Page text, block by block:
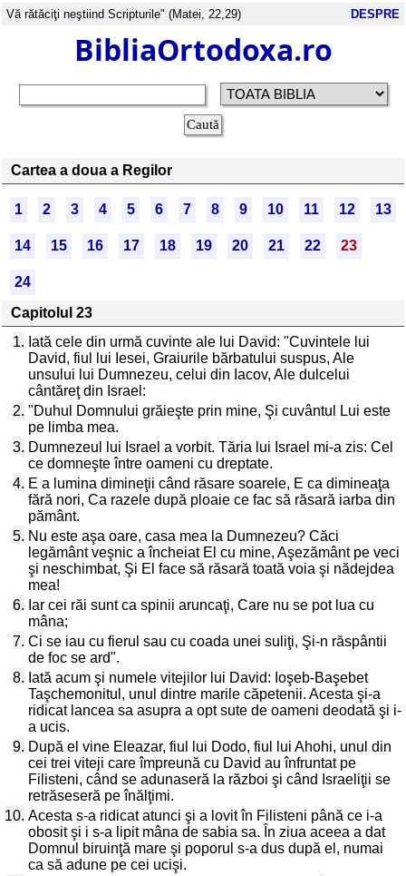
Vă rătăciţi neştiind Scripturile" (Matei, 22,29) DESPRE
BibliaOrtodoxa.ro
Cartea a doua a Regilor
1 2 3 4 5 6 7 8 9 10 11 12 13
14 15 16 17 18 19 20 21 22 23
24
Capitolul 23
1. Iată cele din urmă cuvinte ale lui David: "Cuvintele lui
David, fiul lui Iesei, Graiurile bărbatului suspus, Ale
unsului lui Dumnezeu, celui din Iacov, Ale dulcelui
cântăreţ din Israel:
2. "Duhul Domnului grăieşte prin mine, Şi cuvântul Lui este
pe limba mea.
3. Dumnezeul lui Israel a vorbit. Tăria lui Israel mi-a zis: Cel
ce domneşte între oameni cu dreptate.
4. E a lumina dimineţii când răsare soarele, E ca dimineaţa
fără nori, Ca razele după ploaie ce fac să răsară iarba din
pământ.
5. Nu este aşa oare, casa mea la Dumnezeu? Căci
legământ veşnic a încheiat El cu mine, Aşezământ pe veci
şi neschimbat, Şi El face să răsară toată voia şi nădejdea
mea!
6. Iar cei răi sunt ca spinii aruncaţi, Care nu se pot lua cu
mâna;
7. Ci se iau cu fierul sau cu coada unei suliţi, Şi-n răspântii
de foc se ard".
8. Iată acum şi numele vitejilor lui David: Ioşeb-Başebet
Taşchemonitul, unul dintre marile căpetenii. Acesta şi-a
ridicat lancea sa asupra a opt sute de oameni deodată şi i-
a ucis.
9. După el vine Eleazar, fiul lui Dodo, fiul lui Ahohi, unul din
cei trei viteji care împreună cu David au înfruntat pe
Filisteni, când se adunaseră la război şi când Israeliţii se
retrăseseră pe înălţimi.
10. Acesta s-a ridicat atunci şi a lovit în Filisteni până ce i-a
obosit şi i s-a lipit mâna de sabia sa. În ziua aceea a dat
Domnul biruinţă mare şi poporul s-a dus după el, numai
ca să adune pe cei ucişi.